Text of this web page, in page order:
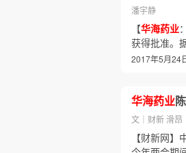
潘宇静
【华海药业
获得批准。
2017年5月24
华海药业
文｜财新 滑昂
【财新网